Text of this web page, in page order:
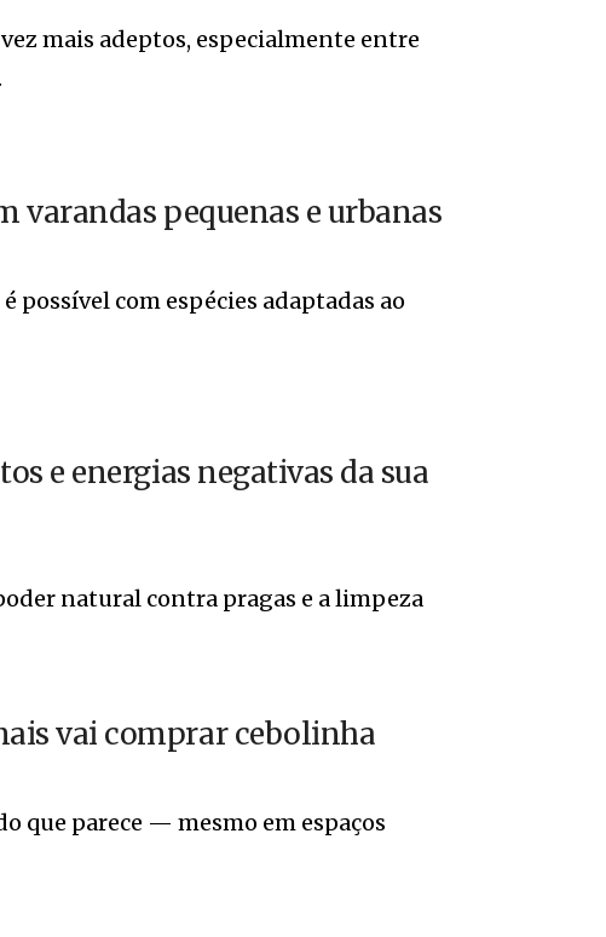
mais adeptos, especialmente entre
varandas pequenas e urbanas
possível com espécies adaptadas ao
e energias negativas da sua
natural contra pragas e a limpeza
vai comprar cebolinha
que parece — mesmo em espaços